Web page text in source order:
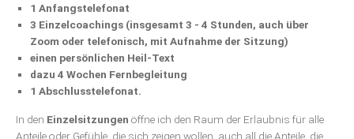
1 Anfangstelefonat
3 Einzelcoachings (insgesamt 3 - 4 Stunden, auch über
Zoom oder telefonisch, mit Aufnahme der Sitzung)
einen persönlichen Heil-Text
dazu 4 Wochen Fernbegleitung
1 Abschlusstelefonat.
In den Einzelsitzungen öffne ich den Raum der Erlaubnis für alle
Anteile oder Gefühle, die sich zeigen wollen, auch all die Anteile, die